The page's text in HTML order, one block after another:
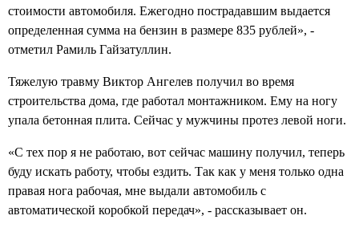
стоимости автомобиля. Ежегодно пострадавшим выдается
определенная сумма на бензин в размере 835 рублей», -
отметил Рамиль Гайзатуллин.
Тяжелую травму Виктор Ангелев получил во время
строительства дома, где работал монтажником. Ему на ногу
упала бетонная плита. Сейчас у мужчины протез левой ноги.
«С тех пор я не работаю, вот сейчас машину получил, теперь
буду искать работу, чтобы ездить. Так как у меня только одна
правая нога рабочая, мне выдали автомобиль с
автоматической коробкой передач», - рассказывает он.